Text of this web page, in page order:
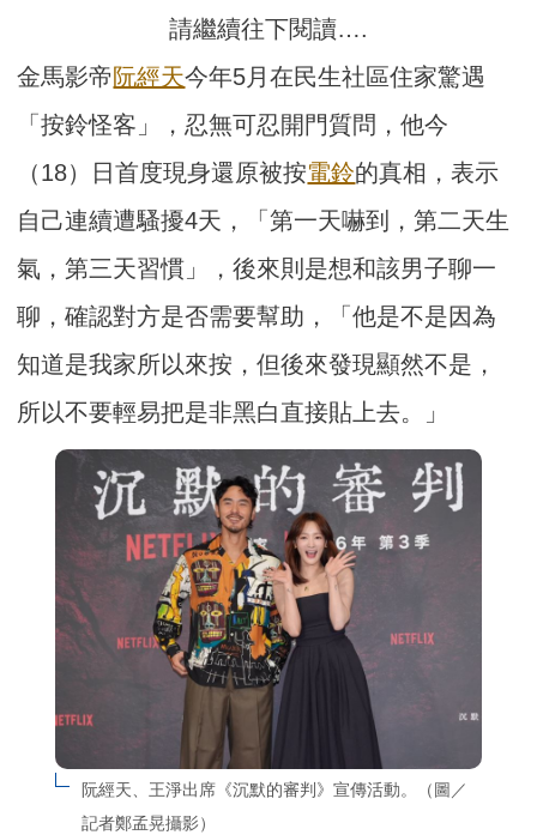
請繼續往下閱讀….
金馬影帝阮經天今年5月在民生社區住家驚遇
「按鈴怪客」，忍無可忍開門質問，他今
（18）日首度現身還原被按電鈴的真相，表示
自己連續遭騷擾4天，「第一天嚇到，第二天生
氣，第三天習慣」，後來則是想和該男子聊一
聊，確認對方是否需要幫助，「他是不是因為
知道是我家所以來按，但後來發現顯然不是，
所以不要輕易把是非黑白直接貼上去。」
阮經天、王淨出席《沉默的審判》宣傳活動。（圖／
記者鄭孟晃攝影）